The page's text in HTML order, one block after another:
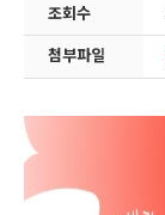
조회수
첨부파일